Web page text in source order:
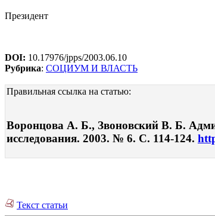
Президент
DOI: 10.17976/jpps/2003.06.10
Рубрика: СОЦИУМ И ВЛАСТЬ
Правильная ссылка на статью:
Воронцова А. Б., Звоновский В. Б.
исследования. 2003. № 6. С. 114-124.
Текст статьи